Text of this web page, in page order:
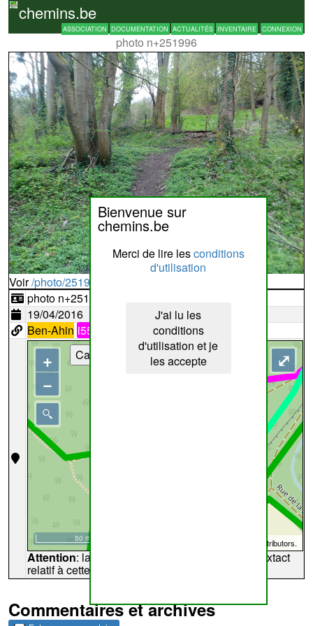
chemins.be
ASSOCIATION DOCUMENTATION ACTUALITÉS INVENTAIRE CONNEXION
photo n+251996
Bienvenue sur
chemins.be
Merci de lire lesconditions
d'utilisation
J'ai lu les
conditions
d'utilisation et je
les accepte
Voir/photo/251996?typ=d
photo n+251996
19/04/2016
Ben-Ahin i55
contributors.
50 m
+
−
⤢
Cartes
Attention: la carte peut ne pas refléter l'endroit extact
relatif à cette archive
Commentaires et archives